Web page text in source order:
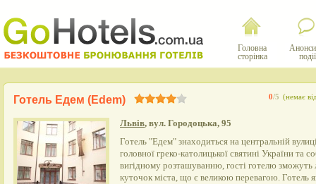
Головна
сторінка
події
0/5 (немає
Готель Едем (Edem)
Львів, вул. Городоцька, 95
Готель "Едем" знаходиться на центральній
головної греко-католицької святині України та
вигідному розташуванню, гості готелю зможуть
куточок міста, що є великою перевагою. Готель